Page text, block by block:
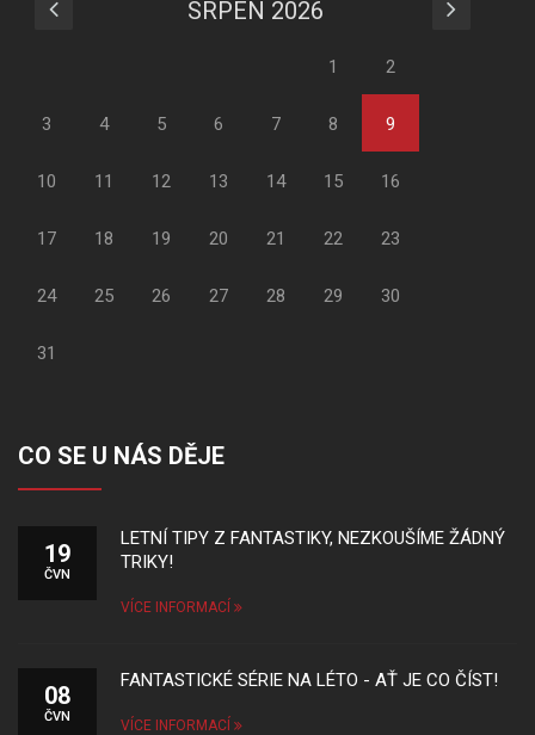
SRPEN 2026
1 2
3 4 5 6 7 8 9
10 11 12 13 14 15 16
17 18 19 20 21 22 23
24 25 26 27 28 29 30
31
CO SE U NÁS DĚJE
19
ČVN
LETNÍ TIPY Z FANTASTIKY, NEZKOUŠÍME ŽÁDNÝ
TRIKY!
VÍCE INFORMACÍ
08
ČVN
FANTASTICKÉ SÉRIE NA LÉTO - AŤ JE CO ČÍST!
VÍCE INFORMACÍ